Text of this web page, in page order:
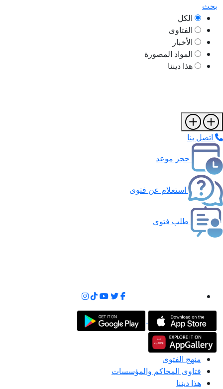
بحث
الكل
الفتاوى
الأخبار
المواد المصورة
هذا ديننا
اتصل بنا
حجز موعد
استعلام عن فتوى
طلب فتوى
منهج الفتوى
فتاوى المحاكم والمؤسسات
هذا ديننا